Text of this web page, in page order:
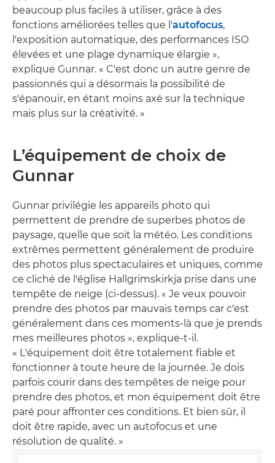
beaucoup plus faciles à utiliser, grâce à des
fonctions améliorées telles que l'autofocus,
l'exposition automatique, des performances ISO
élevées et une plage dynamique élargie »,
explique Gunnar. « C'est donc un autre genre de
passionnés qui a désormais la possibilité de
s'épanouir, en étant moins axé sur la technique
mais plus sur la créativité. »
L’équipement de choix de
Gunnar
Gunnar privilégie les appareils photo qui
permettent de prendre de superbes photos de
paysage, quelle que soit la météo. Les conditions
extrêmes permettent généralement de produire
des photos plus spectaculaires et uniques, comme
ce cliché de l'église Hallgrimskirkja prise dans une
tempête de neige (ci-dessus). « Je veux pouvoir
prendre des photos par mauvais temps car c'est
généralement dans ces moments-là que je prends
mes meilleures photos », explique-t-il.
« L'équipement doit être totalement fiable et
fonctionner à toute heure de la journée. Je dois
parfois courir dans des tempêtes de neige pour
prendre des photos, et mon équipement doit être
paré pour affronter ces conditions. Et bien sûr, il
doit être rapide, avec un autofocus et une
résolution de qualité. »